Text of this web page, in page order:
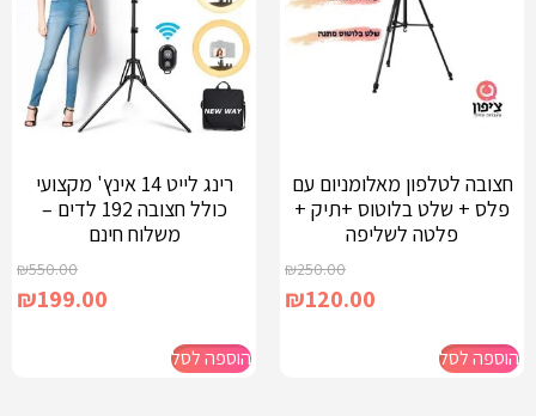
חצובה לטלפון מאלומניום עם
פלס + שלט בלוטוס +תיק +
פלטה לשליפה
₪250.00
₪120.00
הוספה לסל
רינג לייט 14 אינץ' מקצועי
כולל חצובה 192 לדים –
משלוח חינם
₪550.00
₪199.00
הוספה לסל